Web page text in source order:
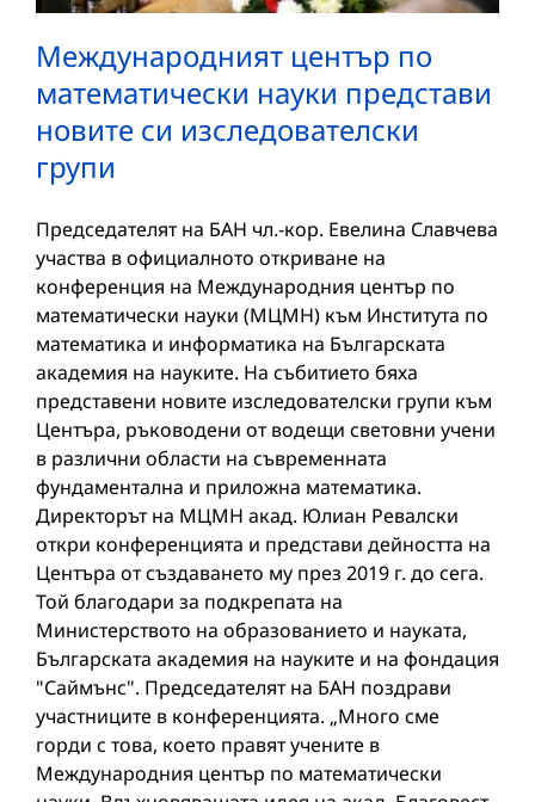
Международният център по
математически науки представи
новите си изследователски
групи
Председателят на БАН чл.-кор. Евелина Славчева
участва в официалното откриване на
конференция на Международния център по
математически науки (МЦМН) към Института по
математика и информатика на Българската
академия на науките. На събитието бяха
представени новите изследователски групи към
Центъра, ръководени от водещи световни учени
в различни области на съвременната
фундаментална и приложна математика.
Директорът на МЦМН акад. Юлиан Ревалски
откри конференцията и представи дейността на
Центъра от създаването му през 2019 г. до сега.
Той благодари за подкрепата на
Министерството на образованието и науката,
Българската академия на науките и на фондация
"Саймънс". Председателят на БАН поздрави
участниците в конференцията. „Много сме
горди с това, което правят учените в
Международния център по математически